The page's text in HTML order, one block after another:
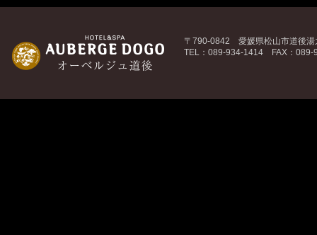
〒790-0842 愛媛県松山市道後湯
TEL：089-934-1414 FAX：089-